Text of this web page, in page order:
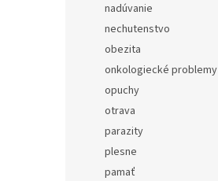
nadúvanie
nechutenstvo
obezita
onkologiecké problemy
opuchy
otrava
parazity
plesne
pamať